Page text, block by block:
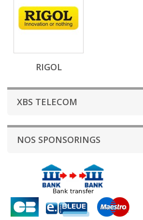
RIGOL
XBS TELECOM
NOS SPONSORINGS